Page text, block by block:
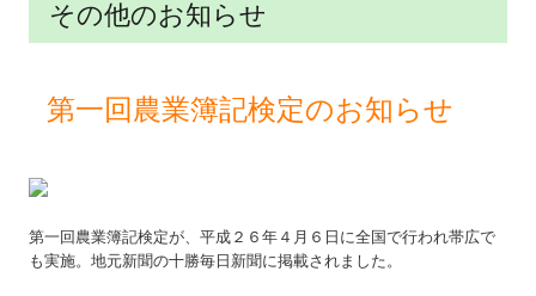
その他のお知らせ
第一回農業簿記検定のお知らせ
第一回農業簿記検定が、平成２６年４月６日に全国で行われ帯広で
も実施。地元新聞の十勝毎日新聞に掲載されました。